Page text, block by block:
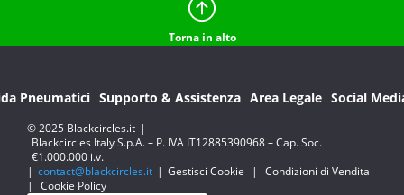
Torna in alto
Pneumatici Supporto & Assistenza Area Legale Social
© 2025 Blackcircles.it |
Blackcircles Italy S.p.A. – P. IVA IT12885390968 – Cap. Soc.
€1.000.000 i.v.
| contact@blackcircles.it | Gestisci Cookie |
Condizioni di Vendita
|
Cookie Policy